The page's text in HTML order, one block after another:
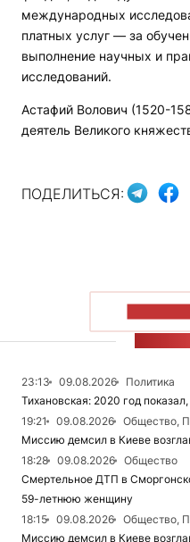
международных
платных услуг — за
выполнение научных и
исследований.
Астафий Волович (1520-
деятель Великого
ПОДЕЛИТЬСЯ:
23:13 09.08.2026
Политика
Тихановская: 2020 год
19:21
09.08.2026
Общество,
Миссию демсил в Киеве
18:28
09.08.2026
Общество
Смертельное ДТП в
59-летнюю женщину
18:15
09.08.2026
Общество,
Миссию демсил в Киеве